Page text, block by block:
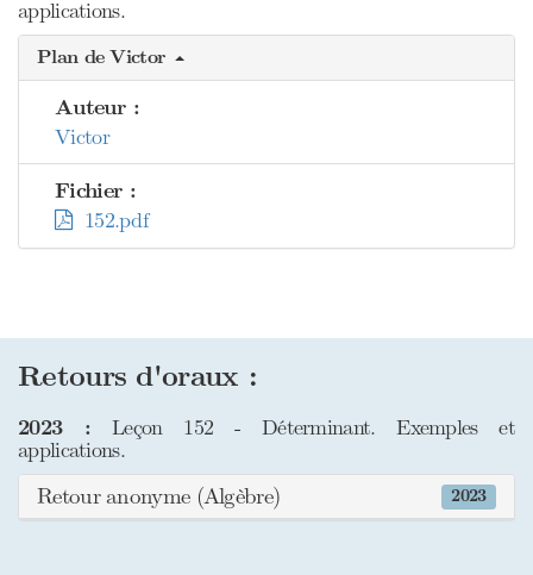
applications.
Plan de Victor
Auteur :
Victor
Fichier :
152.pdf
Retours d'oraux :
2023 : Leçon 152 - Déterminant. Exemples et
applications.
2023
Retour anonyme (Algèbre)